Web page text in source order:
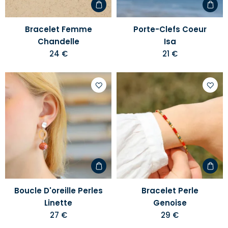
Bracelet Femme
Chandelle
24 €
Porte-Clefs Coeur
Isa
21 €
Ajouter
à
votre
liste
d'envies
Boucle D'oreille Perles
Linette
27 €
votre
liste
Bracelet Perle
Genoise
29 €